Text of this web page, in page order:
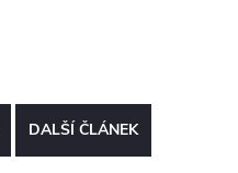
DALŠÍ ČLÁNEK